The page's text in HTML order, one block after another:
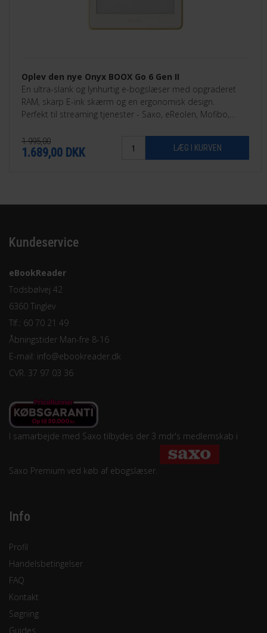
Oplev den nye Onyx BOOX Go 6 Gen II
En ultra-slank og lynhurtig e-bogslæser med opgraderet
RAM, skarp E-ink skærm og en ergonomisk design.
Perfekt til streaming tjenester - Saxo, eReolen, Mofibo,
1.995,00
1.689,00 DKK
Kundeservice
eBookReader
Todsbølvej 42
6360 Tinglev
Tlf.: 60 70 21 49
Åbningstider Man-fre 8-16
E-mail: info@ebookreader.dk
CVR. 37 97 03 36
I samarbejde med Saxo tilbydes der 3 mdr's medlemskab i
Saxo Premium ved køb af ebogslæser.
Info
Profil
Handelsbetingelser
FAQ
Kontakt
Søgning
Guides